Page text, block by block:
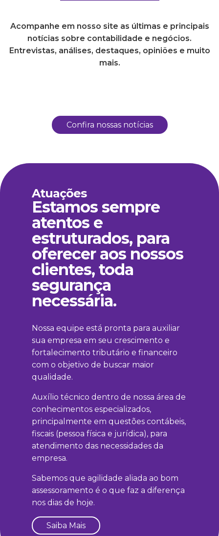
Acompanhe em nosso site as últimas e principais
notícias sobre contabilidade e negócios.
Entrevistas, análises, destaques, opiniões e muito
mais.
Confira nossas notícias
Atuações
Estamos sempre
atentos e
estruturados, para
oferecer aos nossos
clientes, toda
segurança
necessária.
Nossa equipe está pronta para auxiliar
sua empresa em seu crescimento e
fortalecimento tributário e financeiro
com o objetivo de buscar maior
qualidade.
Auxílio técnico dentro de nossa área de
conhecimentos especializados,
principalmente em questões contábeis,
fiscais (pessoa física e jurídica), para
atendimento das necessidades da
empresa.
Sabemos que agilidade aliada ao bom
assessoramento é o que faz a diferença
nos dias de hoje.
Saiba Mais